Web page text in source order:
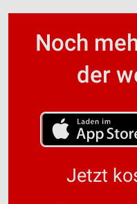
Noch
der
Jetzt